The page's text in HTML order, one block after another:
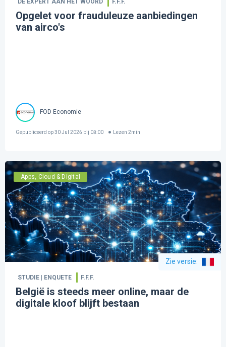
DE EXPERT AAN HET WOORD F.F.F.
Opgelet voor frauduleuze aanbiedingen
van airco's
FOD Economie
Gepubliceerd op30 Jul 2026 bij 08:00 Lezen 2min
Apps, Cloud & Digital
Zie versie:
STUDIE | ENQUETE F.F.F.
België is steeds meer online, maar de
digitale kloof blijft bestaan